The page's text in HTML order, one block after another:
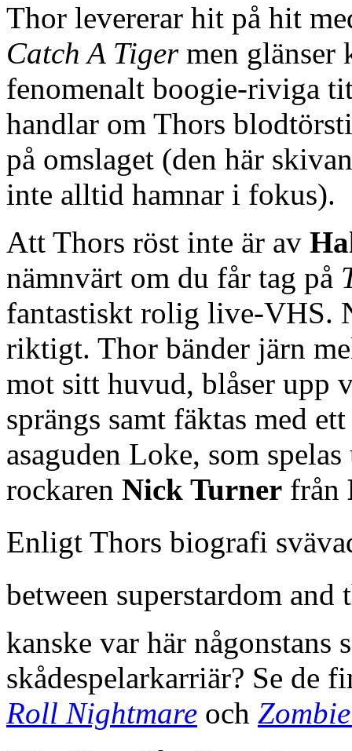
Thor levererar hit på hit
Catch A Tigermen glänser
fenomenalt boogie-riviga
handlar om Thors
på omslaget (den här
inte alltid hamnar i fokus).
Att Thors röst inte är av
nämnvärt om du får tag på
fantastiskt rolig live-VHS.
riktigt. Thor bänder järn
mot sitt huvud, blåser upp
sprängs samt fäktas med
asaguden Loke, som
rockaren Nick Turner från
Enligt Thors biografi
between superstardom and
kanske var här någonstans
skådespelarkarriär? Se de
Roll Nightmare och